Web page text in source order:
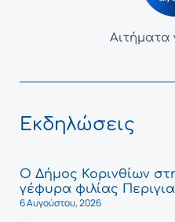
Αιτήματα
Εκδηλώσεις
Ο Δήμος Κορινθίων
γέφυρα φιλίας
6 Αυγούστου, 2026